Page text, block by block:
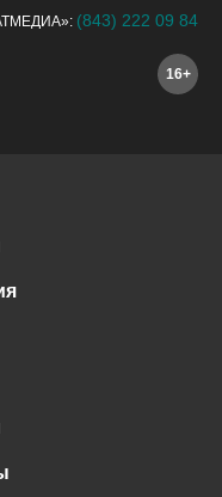
(843) 222 09 84
16+